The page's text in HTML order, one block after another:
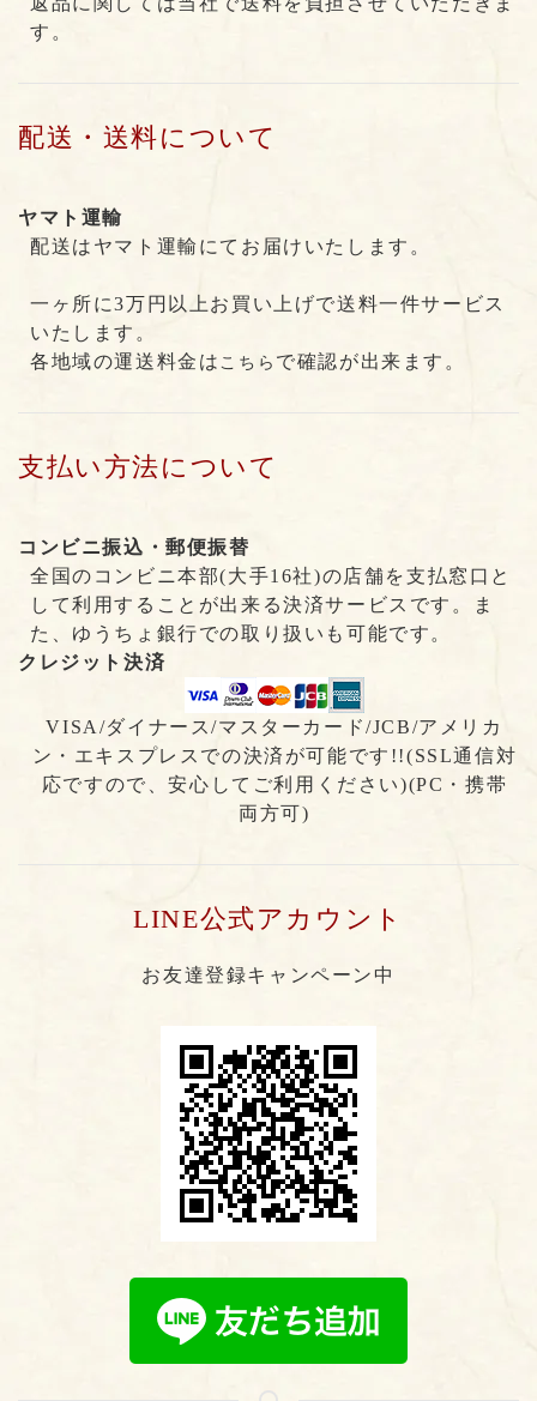
す。
配送・送料について
ヤマト運輸
配送はヤマト運輸にてお届けいたします。
一ヶ所に3万円以上お買い上げで送料一件サービス
いたします。
各地域の運送料金は こちら で確認が出来ます。
支払い方法について
コンビニ振込・郵便振替
全国のコンビニ本部(大手16社)の店舗を支払窓口と
して利用することが出来る決済サービスです。ま
た、ゆうちょ銀行での取り扱いも可能です。
クレジット決済
VISA/ダイナース/マスターカード/JCB/アメリカ
ン・エキスプレスでの決済が可能です!!(SSL通信対
応ですので、安心してご利用ください)(PC・携帯
両方可)
LINE公式アカウント
お友達登録キャンペーン中